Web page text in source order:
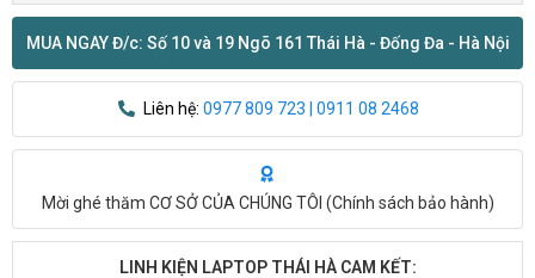
MUA NGAY Đ/c: Số 10 và 19 Ngõ 161 Thái Hà - Đống Đa - Hà Nội
Liên hệ: 0977 809 723 | 0911 08 2468
Mời ghé thăm CƠ SỞ CỦA CHÚNG TÔI (Chính sách bảo hành)
LINH KIỆN LAPTOP THÁI HÀ CAM KẾT: